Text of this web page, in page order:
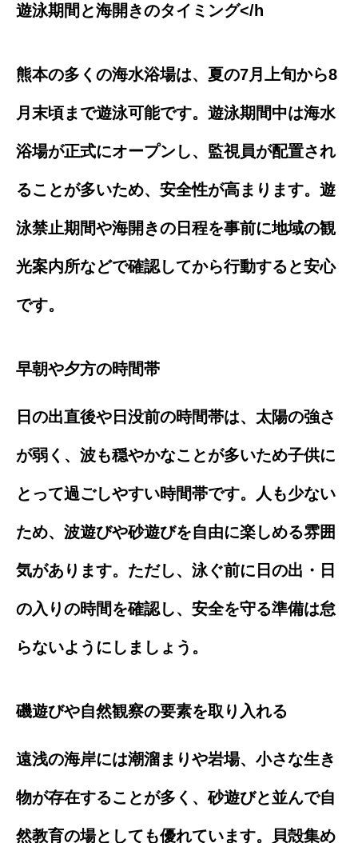
遊泳期間と海開きのタイミング</h
熊本の多くの海水浴場は、夏の7月上旬から8
月末頃まで遊泳可能です。遊泳期間中は海水
浴場が正式にオープンし、監視員が配置され
ることが多いため、安全性が高まります。遊
泳禁止期間や海開きの日程を事前に地域の観
光案内所などで確認してから行動すると安心
です。
早朝や夕方の時間帯
日の出直後や日没前の時間帯は、太陽の強さ
が弱く、波も穏やかなことが多いため子供に
とって過ごしやすい時間帯です。人も少ない
ため、波遊びや砂遊びを自由に楽しめる雰囲
気があります。ただし、泳ぐ前に日の出・日
の入りの時間を確認し、安全を守る準備は怠
らないようにしましょう。
磯遊びや自然観察の要素を取り入れる
遠浅の海岸には潮溜まりや岩場、小さな生き
物が存在することが多く、砂遊びと並んで自
然教育の場としても優れています。貝殻集め